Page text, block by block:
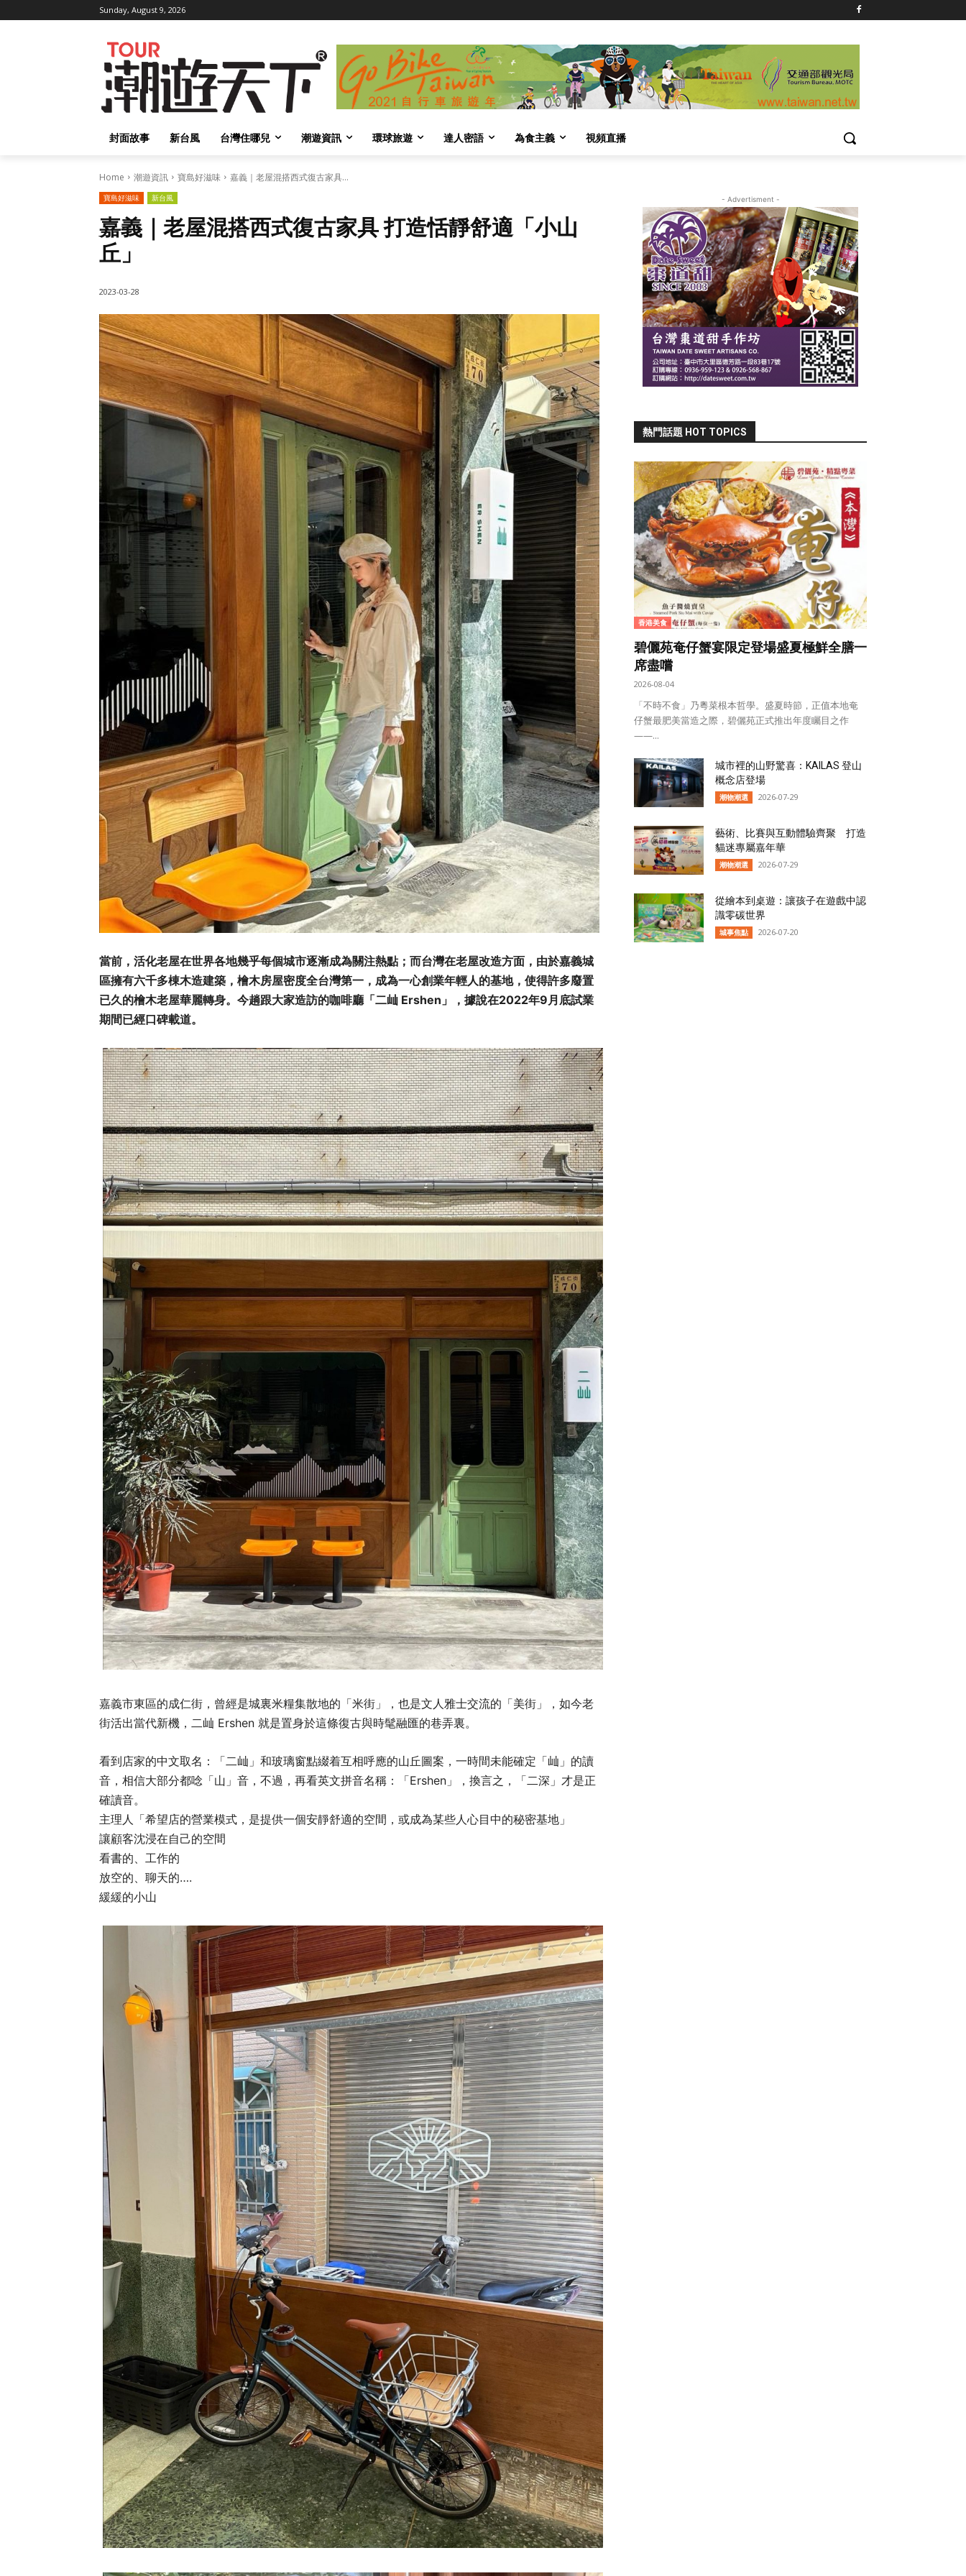
Sunday, August 9, 2026
封面故事 新台風 台灣住哪兒 潮遊資訊 環球旅遊 達人密語 為食主義 視頻直播
Home 潮遊資訊 寶島好滋味 嘉義｜老屋混搭西式復古家具...
寶島好滋味 新台風
嘉義｜老屋混搭西式復古家具 打造恬靜舒適「小山
丘」
2023-03-28
當前，活化老屋在世界各地幾乎每個城市逐漸成為關注熱點；而台灣在老屋改造方面，由於嘉義城
區擁有六千多棟木造建築，檜木房屋密度全台灣第一，成為一心創業年輕人的基地，使得許多廢置
已久的檜木老屋華麗轉身。今趟跟大家造訪的咖啡廳「二屾 Ershen」，據說在2022年9月底試業
期間已經口碑載道。
嘉義市東區的成仁街，曾經是城裏米糧集散地的「米街」，也是文人雅士交流的「美街」，如今老
街活出當代新機，二屾 Ershen 就是置身於這條復古與時髦融匯的巷弄裏。
看到店家的中文取名：「二屾」和玻璃窗點綴着互相呼應的山丘圖案，一時間未能確定「屾」的讀
音，相信大部分都唸「山」音，不過，再看英文拼音名稱：「Ershen」，換言之，「二深」才是正
確讀音。
主理人「希望店的營業模式，是提供一個安靜舒適的空間，或成為某些人心目中的秘密基地」
讓顧客沈浸在自己的空間
看書的、工作的
放空的、聊天的….
緩緩的小山
- Advertisment -
熱門話題 HOT TOPICS
香港美食
碧儷苑奄仔蟹宴限定登場盛夏極鮮全膳一
席盡嚐
2026-08-04
「不時不食」乃粵菜根本哲學。盛夏時節，正值本地奄
仔蟹最肥美當造之際，碧儷苑正式推出年度矚目之作
——...
城市裡的山野驚喜：KAILAS 登山
概念店登場
潮物潮選 2026-07-29
藝術、比賽與互動體驗齊聚 打造
貓迷專屬嘉年華
潮物潮選 2026-07-29
從繪本到桌遊：讓孩子在遊戲中認
識零碳世界
城事焦點 2026-07-20